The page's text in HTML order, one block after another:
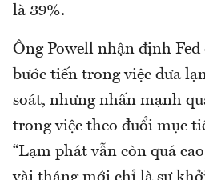
là 39%.
Ông Powell nhận định Fed
bước tiến trong việc đưa
soát, nhưng nhấn mạnh
trong việc theo đuổi mục
“Lạm phát vẫn còn quá